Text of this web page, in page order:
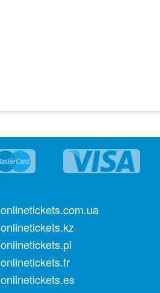
onlinetickets.com.ua
onlinetickets.kz
onlinetickets.pl
onlinetickets.fr
onlinetickets.es